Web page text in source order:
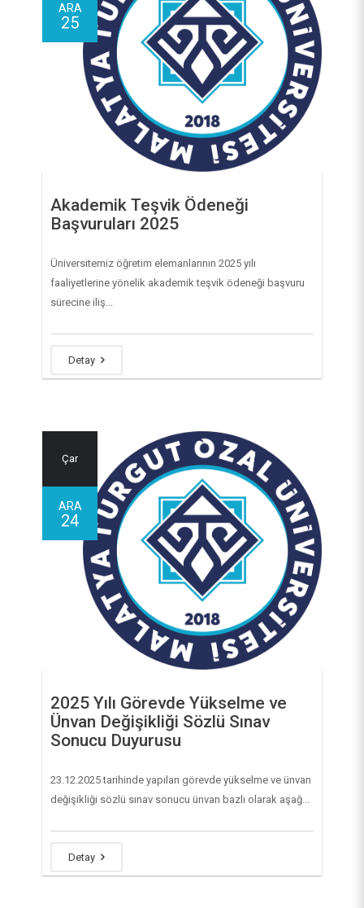
ARA
25
Akademik Teşvik Ödeneği
Başvuruları 2025
Üniversitemiz öğretim elemanlarının 2025 yılı
faaliyetlerine yönelik akademik teşvik ödeneği başvuru
sürecine iliş...
Detay
Çar
ARA
24
2025 Yılı Görevde Yükselme ve
Ünvan Değişikliği Sözlü Sınav
Sonucu Duyurusu
23.12.2025 tarihinde yapılan görevde yükselme ve ünvan
değişikliği sözlü sınav sonucu ünvan bazlı olarak aşağ...
Detay